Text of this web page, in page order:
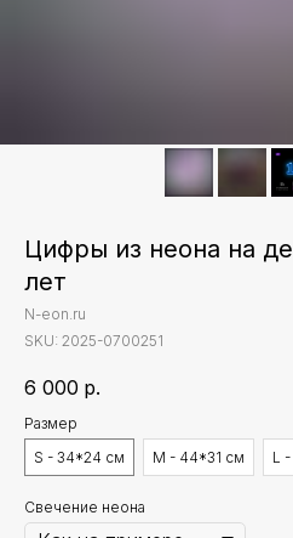
Цифры из неона на
лет
N-eon.ru
SKU: 2025-0700251
6 000 р.
Размер
S - 34*24 см
M - 44*31 см L
Свечение неона